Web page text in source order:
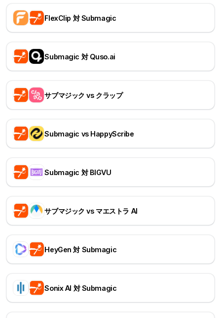
FlexClip 対 Submagic
Submagic 対 Quso.ai
サブマジック vs クラップ
Submagic vs HappyScribe
Submagic 対 BIGVU
サブマジック vs マエストラ AI
HeyGen 対 Submagic
Sonix AI 対 Submagic